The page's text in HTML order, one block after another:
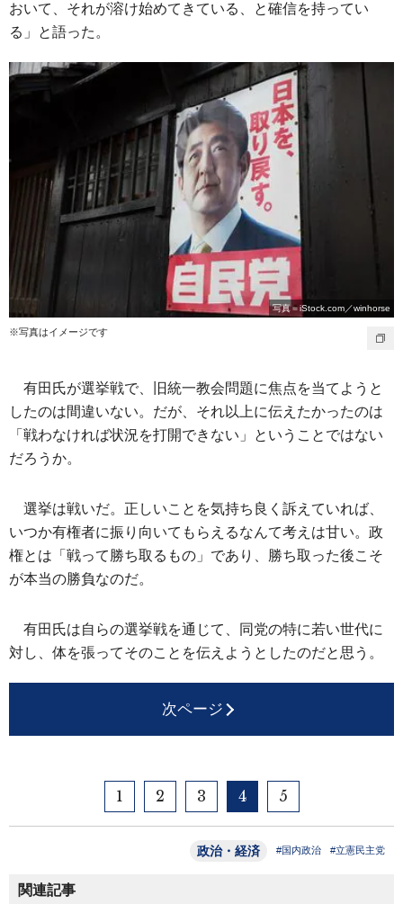
おいて、それが溶け始めてきている、と確信を持ってい
る」と語った。
写真＝iStock.com／winhorse
※写真はイメージです
有田氏が選挙戦で、旧統一教会問題に焦点を当てようと
したのは間違いない。だが、それ以上に伝えたかったのは
「戦わなければ状況を打開できない」ということではない
だろうか。
選挙は戦いだ。正しいことを気持ち良く訴えていれば、
いつか有権者に振り向いてもらえるなんて考えは甘い。政
権とは「戦って勝ち取るもの」であり、勝ち取った後こそ
が本当の勝負なのだ。
有田氏は自らの選挙戦を通じて、同党の特に若い世代に
対し、体を張ってそのことを伝えようとしたのだと思う。
次ページ
1 2 3 4 5
政治・経済 #国内政治 #立憲民主党
関連記事